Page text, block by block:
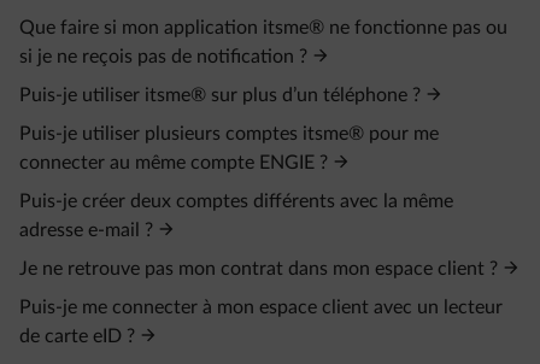
Que faire si mon application itsme® ne fonctionne pas ou
si je ne reçois pas de notification ?
Puis-je utiliser itsme® sur plus d’un téléphone ?
Puis-je utiliser plusieurs comptes itsme® pour me
connecter au même compte ENGIE ?
Puis-je créer deux comptes différents avec la même
adresse e‑mail ?
Je ne retrouve pas mon contrat dans mon espace client ?
Puis-je me connecter à mon espace client avec un lecteur
de carte eID ?